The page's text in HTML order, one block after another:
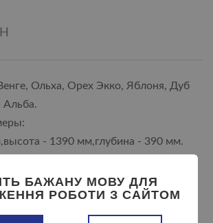
Ольха, Орех Экко, Яблоня, Дуб
- 1390 мм,глубина - 390 мм.
БАЖАНУ МОВУ ДЛЯ
РОБОТИ З САЙТОМ